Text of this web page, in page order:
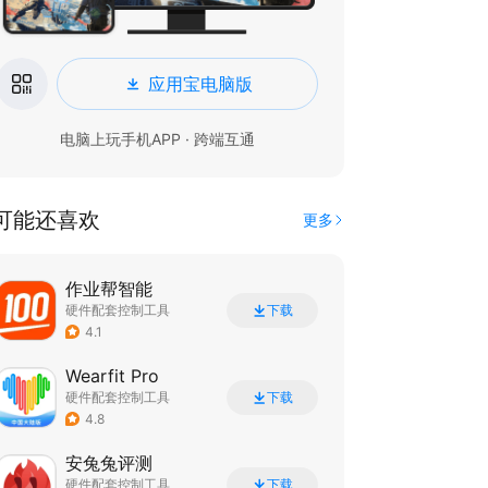
应用宝电脑版
电脑上玩手机APP · 跨端互通
能还喜欢 更多
作业帮智能
硬件配套控制工具
4.1
下载
Wearfit Pro
硬件配套控制工具
4.8
下载
安兔兔评测
硬件配套控制工具 下载